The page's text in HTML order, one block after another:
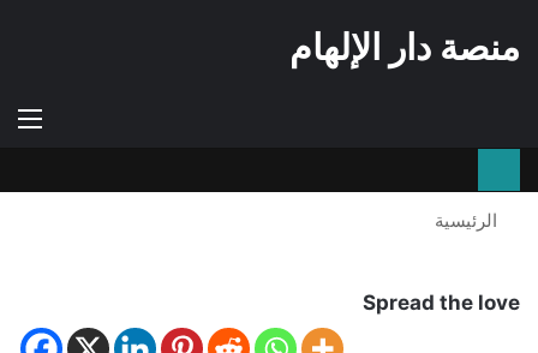
الوضع
إستعراض
التسوق
منصة دار الإلهام
الرئيسية
Spread the love